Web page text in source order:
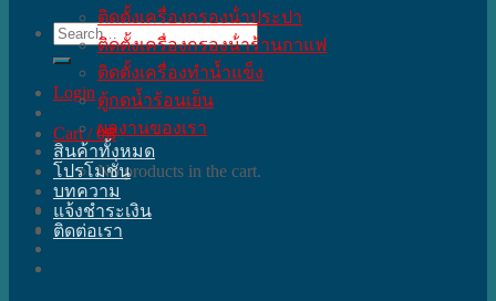
Search
for:
Login
Cart /0฿
No products in the cart.
ติดตั้งเครื่องกรองน้ําประปา
ติดตั้งเครื่องกรองน้ําร้านกาแฟ
ติดตั้งเครื่องทำน้ำแข็ง
ตู้กดน้ำร้อนเย็น
ผลงานของเรา
สินค้าทั้งหมด
โปรโมชั่น
บทความ
แจ้งชำระเงิน
ติดต่อเรา